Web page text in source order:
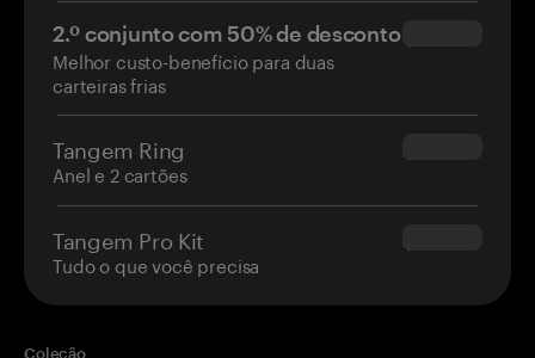
2.º conjunto com 50% de desconto
Melhor custo-benefício para duas
carteiras frias
$34.95
Tangem Ring
Anel e 2 cartões
$160.00
Tangem Pro Kit
Tudo o que você precisa
$180.00
Coleção